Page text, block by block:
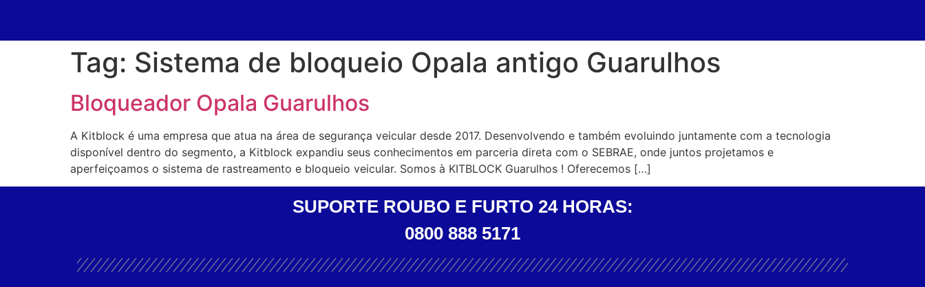
Tag: Sistema de bloqueio Opala antigo Guarulhos
Bloqueador Opala Guarulhos
A Kitblock é uma empresa que atua na área de segurança veicular desde 2017. Desenvolvendo e também evoluindo juntamente com a tecnologia
disponível dentro do segmento, a Kitblock expandiu seus conhecimentos em parceria direta com o SEBRAE, onde juntos projetamos e
aperfeiçoamos o sistema de rastreamento e bloqueio veicular. Somos à KITBLOCK Guarulhos ! Oferecemos […]
SUPORTE ROUBO E FURTO 24 HORAS:
0800 888 5171